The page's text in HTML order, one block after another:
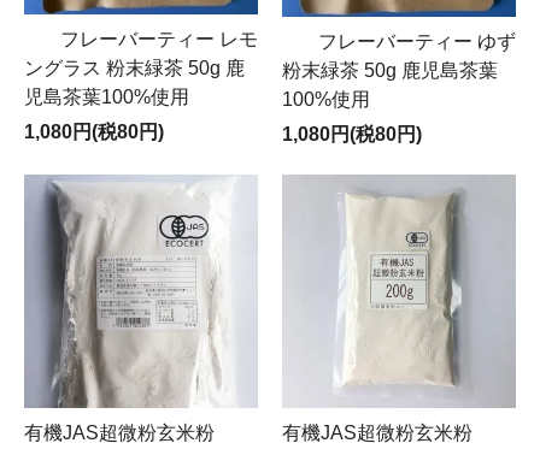
フレーバーティー レモ
ングラス 粉末緑茶 50g 鹿
児島茶葉100%使用
1,080円(税80円)
フレーバーティー ゆず
粉末緑茶 50g 鹿児島茶葉
100%使用
1,080円(税80円)
有機JAS超微粉玄米粉
有機JAS超微粉玄米粉